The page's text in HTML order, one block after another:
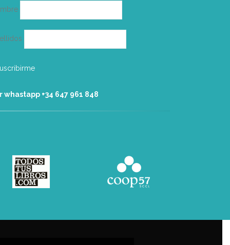
whastapp +34 ‭647 961 848‬